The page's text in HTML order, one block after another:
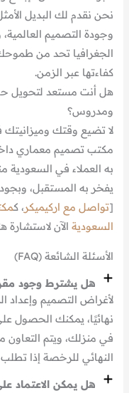
نحن نقدم لك البديل
وجودة التصميم
الجغرافيا تحد من طموحك
كفاءتها عبر الزمن.
هل أنت مستعد لتحويل
ومدروس؟
لا تضيع وقتك وميزانيتك
مكتب تصميم معماري
يفخر به المستقبل،
[تواصل مع اركيميكر، ك
السعودية الآن لاستشارة
الأسئلة الشائعة (FAQ)
هل يشترط وجود
لأغراض التصميم وإعداد
نهائيًا، يمكنك الحصول
في منزلك، ويتم
النهائي للرخصة إذا
هل يمكن الاعتماد